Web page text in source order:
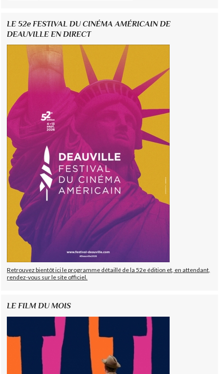
LE 52e FESTIVAL DU CINÉMA AMÉRICAIN DE
DEAUVILLE EN DIRECT
Retrouvez bientôt ici le programme détaillé de la 52e édition et, en attendant,
rendez-vous sur le site officiel.
LE FILM DU MOIS